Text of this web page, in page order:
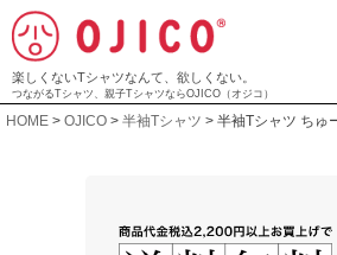
楽しくないTシャツなんて、欲しくない。
つながるTシャツ、親子TシャツならOJICO（オジコ）
HOME OJICO 半袖Tシャツ 半袖Tシャツ ちゅ